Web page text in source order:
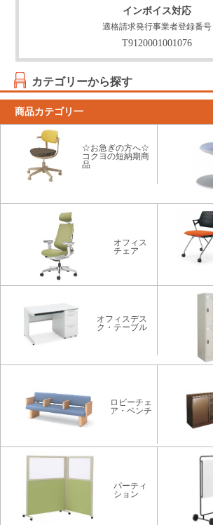
インボイス対応
適格請求発行事業者登録番号
T9120001001076
カテゴリーから探す
商品カテゴリ一
☆お急ぎの方へ☆
コクヨの短納期商
品
オフィス
チェア
オフィスデス
ク・テーブル
ロビーチェ
ア・ベンチ
パーティ
ション